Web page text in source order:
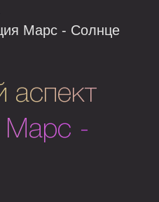
Марс - Солнце
аспект
Марс -